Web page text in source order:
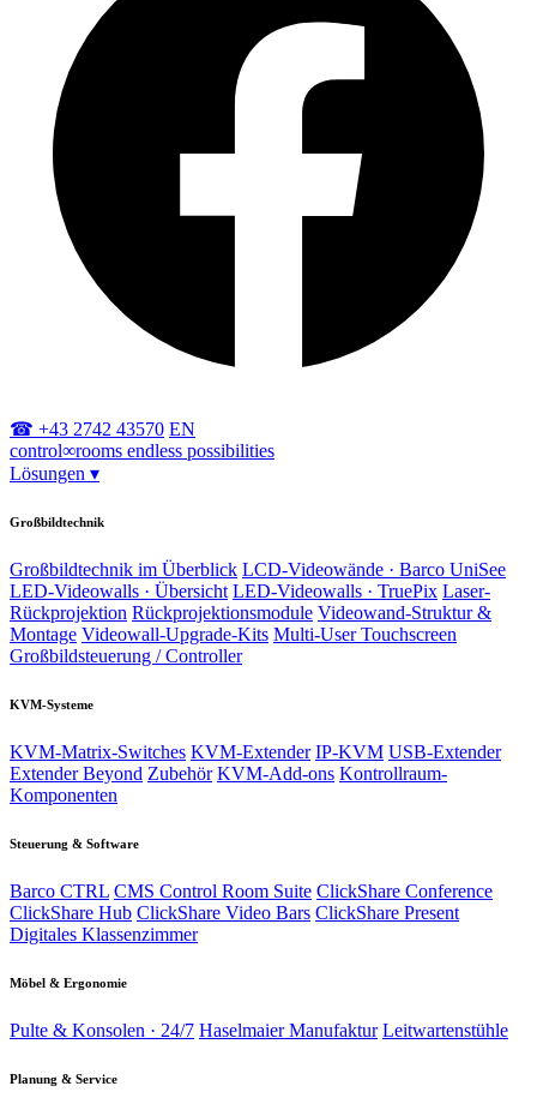
☎ +43 2742 43570 EN
control∞rooms endless possibilities
Lösungen ▾
Großbildtechnik
Großbildtechnik im Überblick LCD-Videowände · Barco UniSee
LED-Videowalls · Übersicht LED-Videowalls · TruePix Laser-
Rückprojektion Rückprojektionsmodule Videowand-Struktur &
Montage Videowall-Upgrade-Kits Multi-User Touchscreen
Großbildsteuerung / Controller
KVM-Systeme
KVM-Matrix-Switches KVM-Extender IP-KVM USB-Extender
Extender Beyond Zubehör KVM-Add-ons Kontrollraum-
Komponenten
Steuerung & Software
Barco CTRL CMS Control Room Suite ClickShare Conference
ClickShare Hub ClickShare Video Bars ClickShare Present
Digitales Klassenzimmer
Möbel & Ergonomie
Pulte & Konsolen · 24/7 Haselmaier Manufaktur Leitwartenstühle
Planung & Service